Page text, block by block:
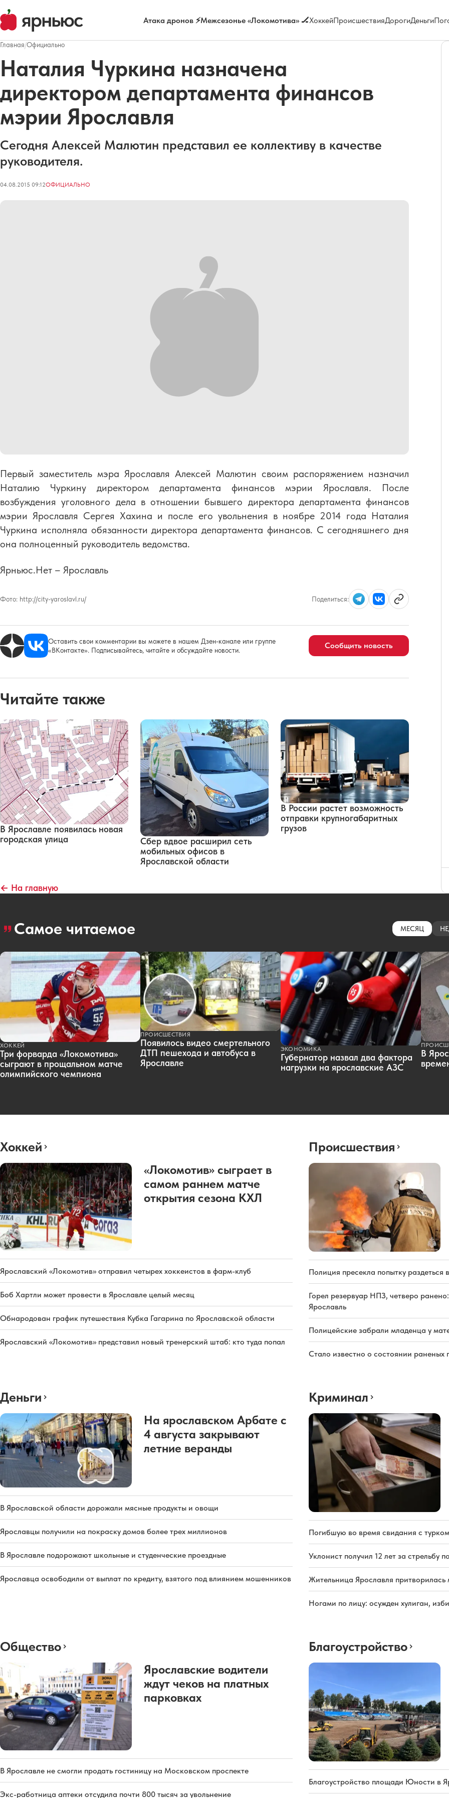
Атака дронов ⚡Межсезонье «Локомотива» 🏒ХоккейПроисшествияДорогиДеньги
Главная/Официально
Наталия Чуркина назначена
директором департамента финансов
мэрии Ярославля
Сегодня Алексей Малютин представил ее коллективу в качестве
руководителя.
04.08.2015 09:12ОФИЦИАЛЬНО
Первый заместитель мэра Ярославля Алексей Малютин своим распоряжением назначил
Наталию Чуркину директором департамента финансов мэрии Ярославля. После
возбуждения уголовного дела в отношении бывшего директора департамента финансов
мэрии Ярославля Сергея Хахина и после его увольнения в ноябре 2014 года Наталия
Чуркина исполняла обязанности директора департамента финансов. С сегодняшнего дня
она полноценный руководитель ведомства.
Ярньюс.Нет – Ярославль
Фото: http://city-yaroslavl.ru/ Поделиться:
Оставить свои комментарии вы можете в нашем Дзен-канале или группе
«ВКонтакте». Подписывайтесь, читайте и обсуждайте новости.
Сообщить новость
Читайте также
В Ярославле появилась новая
городская улица
Сбер вдвое расширил сеть
мобильных офисов в
Ярославской области
В России растет возможность
отправки крупногабаритных
грузов
← На главную
Самое читаемое МЕСЯЦ
ХОККЕЙ
Три форварда «Локомотива»
сыграют в прощальном матче
олимпийского чемпиона
ПРОИСШЕСТВИЯ
Появилось видео смертельного
ДТП пешехода и автобуса в
Ярославле
ЭКОНОМИКА
Губернатор назвал два фактора
нагрузки на ярославские АЗС
В
Хоккей
«Локомотив» сыграет в
самом раннем матче
открытия сезона КХЛ
Ярославский «Локомотив» отправил четырех хоккеистов в фарм-клуб
Боб Хартли может провести в Ярославле целый месяц
Обнародован график путешествия Кубка Гагарина по Ярославской области
Ярославский «Локомотив» представил новый тренерский штаб: кто туда попал
Происшествия
Полиция пресекла попытку раздеться
Горел резервуар НПЗ, четверо
Ярославль
Полицейские забрали младенца у
Стало известно о состоянии
Деньги
На ярославском Арбате с
4 августа закрывают
летние веранды
В Ярославской области дорожали мясные продукты и овощи
Ярославцы получили на покраску домов более трех миллионов
В Ярославле подорожают школьные и студенческие проездные
Ярославца освободили от выплат по кредиту, взятого под влиянием мошенников
Криминал
Погибшую во время свидания с
Уклонист получил 12 лет за стрельбу
Жительница Ярославля
Ногами по лицу: осужден хулиган,
Общество
Ярославские водители
ждут чеков на платных
парковках
В Ярославле не смогли продать гостиницу на Московском проспекте
Экс-работница аптеки отсудила почти 800 тысяч за увольнение
Благоустройство
Благоустройство площади Юности в